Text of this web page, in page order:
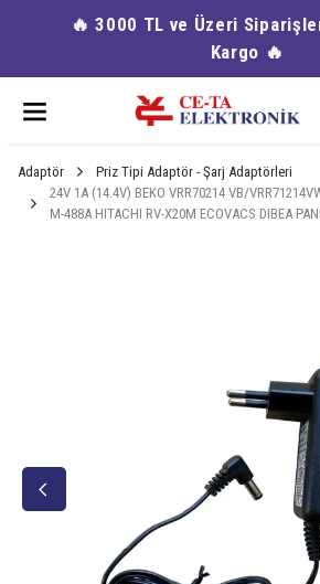
🔥 3000 TL ve Üzeri
Kargo 🔥
Adaptör
Priz Tipi Adaptör - Şarj Adaptörleri
24V 1A (14.4V) BEKO VRR70214 VB/
M-488A HITACHI RV-X20M ECOVACS DIBEA